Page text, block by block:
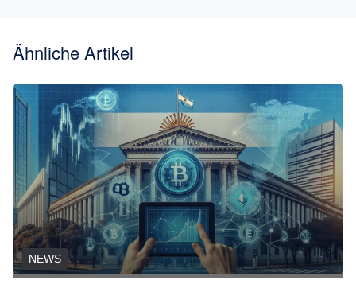
Ähnliche Artikel
NEWS